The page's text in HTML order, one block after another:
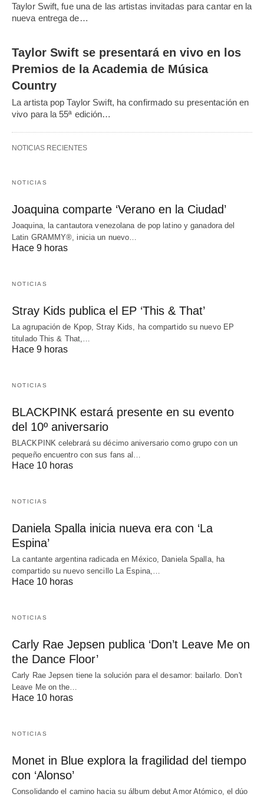
Taylor Swift, fue una de las artistas invitadas para cantar en la
nueva entrega de…
Taylor Swift se presentará en vivo en los
Premios de la Academia de Música
Country
La artista pop Taylor Swift, ha confirmado su presentación en
vivo para la 55ª edición…
NOTICIAS RECIENTES
NOTICIAS
Joaquina comparte ‘Verano en la Ciudad’
Joaquina, la cantautora venezolana de pop latino y ganadora del
Latin GRAMMY®, inicia un nuevo…
Hace 9 horas
NOTICIAS
Stray Kids publica el EP ‘This & That’
La agrupación de Kpop, Stray Kids, ha compartido su nuevo EP
titulado This & That,…
Hace 9 horas
NOTICIAS
BLACKPINK estará presente en su evento
del 10º aniversario
BLACKPINK celebrará su décimo aniversario como grupo con un
pequeño encuentro con sus fans al…
Hace 10 horas
NOTICIAS
Daniela Spalla inicia nueva era con ‘La
Espina’
La cantante argentina radicada en México, Daniela Spalla, ha
compartido su nuevo sencillo La Espina,…
Hace 10 horas
NOTICIAS
Carly Rae Jepsen publica ‘Don’t Leave Me on
the Dance Floor’
Carly Rae Jepsen tiene la solución para el desamor: bailarlo. Don't
Leave Me on the…
Hace 10 horas
NOTICIAS
Monet in Blue explora la fragilidad del tiempo
con ‘Alonso’
Consolidando el camino hacia su álbum debut Amor Atómico, el dúo